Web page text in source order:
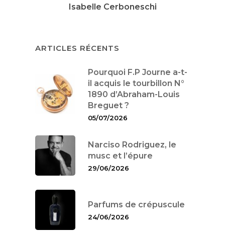
Isabelle Cerboneschi
ARTICLES RÉCENTS
Pourquoi F.P Journe a-t-
il acquis le tourbillon N°
1890 d’Abraham-Louis
Breguet ?
05/07/2026
Narciso Rodriguez, le
musc et l’épure
29/06/2026
Parfums de crépuscule
24/06/2026
Lifestyle
Arts
FR